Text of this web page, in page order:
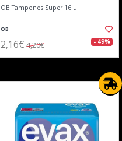
OB Tampones Super 16 u
OB
2,16€ 4,20€ - 49%